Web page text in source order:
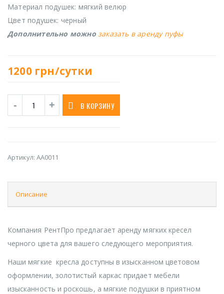
Материал подушек: мягкий велюр
Цвет подушек: черный
Дополнительно можно заказать в аренду пуфы
1200 грн/сутки
В КОРЗИНУ
Артикул: AA0011
Описание
Компания РентПро предлагает аренду мягких кресел
черного цвета для вашего следующего мероприятия.
Наши мягкие кресла доступны в изысканном цветовом
оформлении, золотистый каркас придает мебели
изысканность и роскошь, а мягкие подушки в приятном